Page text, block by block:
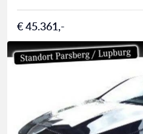
€ 45.361,-